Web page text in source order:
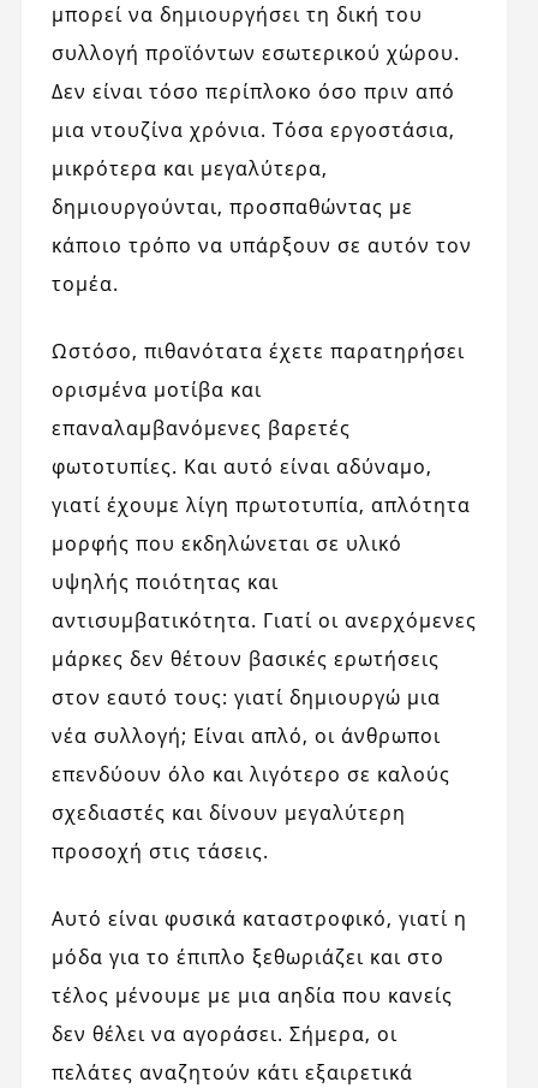
μπορεί να δημιουργήσει τη δική του
συλλογή προϊόντων εσωτερικού χώρου.
Δεν είναι τόσο περίπλοκο όσο πριν από
μια ντουζίνα χρόνια. Τόσα εργοστάσια,
μικρότερα και μεγαλύτερα,
δημιουργούνται, προσπαθώντας με
κάποιο τρόπο να υπάρξουν σε αυτόν τον
τομέα.
Ωστόσο, πιθανότατα έχετε παρατηρήσει
ορισμένα μοτίβα και
επαναλαμβανόμενες βαρετές
φωτοτυπίες. Και αυτό είναι αδύναμο,
γιατί έχουμε λίγη πρωτοτυπία, απλότητα
μορφής που εκδηλώνεται σε υλικό
υψηλής ποιότητας και
αντισυμβατικότητα. Γιατί οι ανερχόμενες
μάρκες δεν θέτουν βασικές ερωτήσεις
στον εαυτό τους: γιατί δημιουργώ μια
νέα συλλογή; Είναι απλό, οι άνθρωποι
επενδύουν όλο και λιγότερο σε καλούς
σχεδιαστές και δίνουν μεγαλύτερη
προσοχή στις τάσεις.
Αυτό είναι φυσικά καταστροφικό, γιατί η
μόδα για το έπιπλο ξεθωριάζει και στο
τέλος μένουμε με μια αηδία που κανείς
δεν θέλει να αγοράσει. Σήμερα, οι
πελάτες αναζητούν κάτι εξαιρετικά